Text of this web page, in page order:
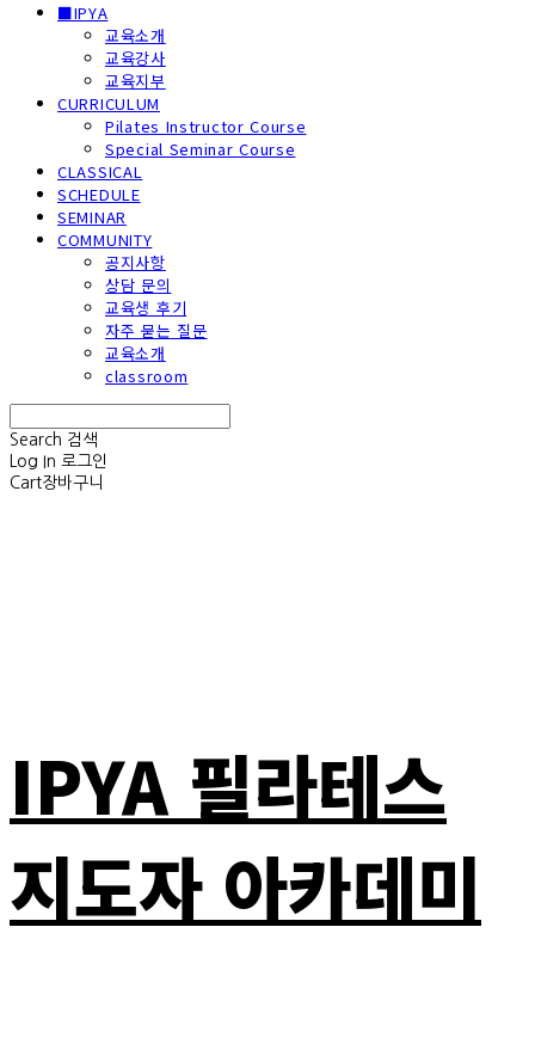
■IPYA
교육소개
교육강사
교육지부
CURRICULUM
Pilates Instructor Course
Special Seminar Course
CLASSICAL
SCHEDULE
SEMINAR
COMMUNITY
공지사항
상담 문의
교육생 후기
자주 묻는 질문
교육소개
classroom
Search 검색
Log In 로그인
Cart장바구니
IPYA 필라테스
지도자 아카데미